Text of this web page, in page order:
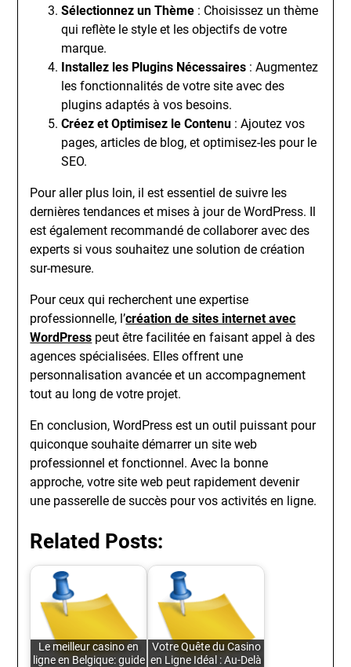
Sélectionnez un Thème : Choisissez un thème
qui reflète le style et les objectifs de votre
marque.
Installez les Plugins Nécessaires : Augmentez
les fonctionnalités de votre site avec des
plugins adaptés à vos besoins.
Créez et Optimisez le Contenu : Ajoutez vos
pages, articles de blog, et optimisez-les pour le
SEO.
Pour aller plus loin, il est essentiel de suivre les
dernières tendances et mises à jour de WordPress. Il
est également recommandé de collaborer avec des
experts si vous souhaitez une solution de création
sur-mesure.
Pour ceux qui recherchent une expertise
professionnelle, l’création de sites internet avec
WordPress peut être facilitée en faisant appel à des
agences spécialisées. Elles offrent une
personnalisation avancée et un accompagnement
tout au long de votre projet.
En conclusion, WordPress est un outil puissant pour
quiconque souhaite démarrer un site web
professionnel et fonctionnel. Avec la bonne
approche, votre site web peut rapidement devenir
une passerelle de succès pour vos activités en ligne.
Related Posts:
Le meilleur casino en
ligne en Belgique: guide
Votre Quête du Casino
en Ligne Idéal : Au-Delà